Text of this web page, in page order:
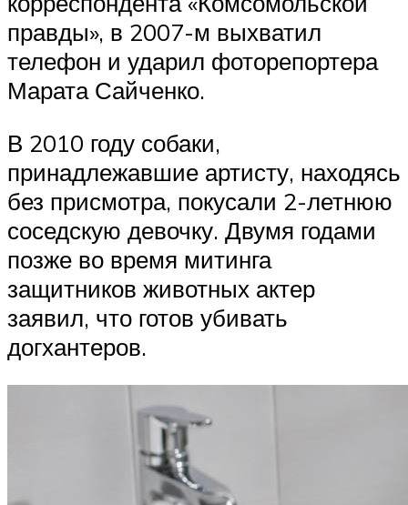
правды», в 2007-м выхватил
телефон и ударил фоторепортера
Марата Сайченко.
В 2010 году собаки,
принадлежавшие артисту, находясь
без присмотра, покусали 2-летнюю
соседскую девочку. Двумя годами
позже во время митинга
защитников животных актер
заявил, что готов убивать
догхантеров.